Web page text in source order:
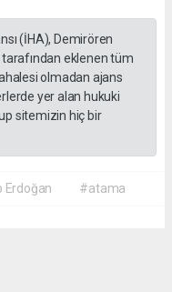
(İHA), Demirören
tarafından eklenen tüm
olmadan ajans
yer alan hukuki
sitemizin hiç bir
Erdoğan #atama